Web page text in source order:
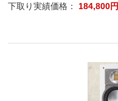
下取り実績価格： 184,800円